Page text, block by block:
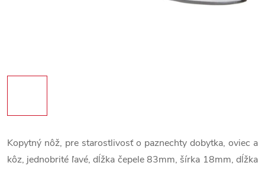
Kopytný nôž, pre starostlivosť o paznechty dobytka, oviec a
kôz, jednobrité ľavé, dĺžka čepele 83mm, šírka 18mm, dĺžka